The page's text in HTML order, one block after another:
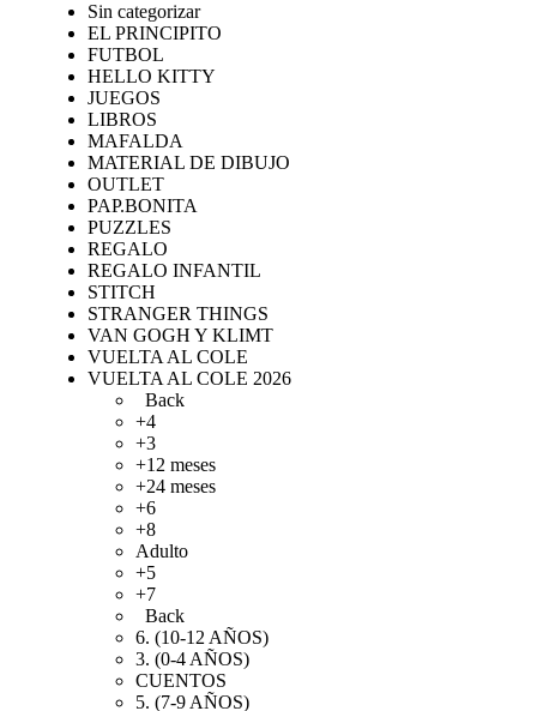
Sin categorizar
EL PRINCIPITO
FUTBOL
HELLO KITTY
JUEGOS
LIBROS
MAFALDA
MATERIAL DE DIBUJO
OUTLET
PAP.BONITA
PUZZLES
REGALO
REGALO INFANTIL
STITCH
STRANGER THINGS
VAN GOGH Y KLIMT
VUELTA AL COLE
VUELTA AL COLE 2026
Back
+4
+3
+12 meses
+24 meses
+6
+8
Adulto
+5
+7
Back
6. (10-12 AÑOS)
3. (0-4 AÑOS)
CUENTOS
5. (7-9 AÑOS)